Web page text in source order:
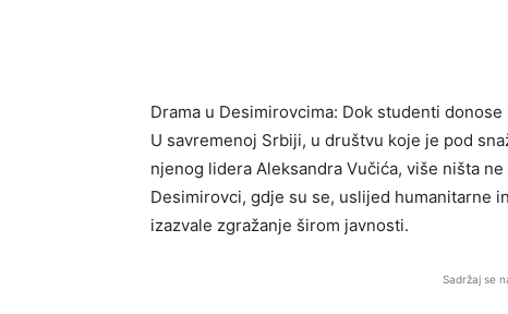
Drama u Desimirovcima: Dok studenti
U savremenoj Srbiji, u društvu koje je pod
njenog lidera Aleksandra Vučića, više ništa
Desimirovci, gdje su se, uslijed humanitarne
izazvale zgražanje širom javnosti.
Sadržaj se